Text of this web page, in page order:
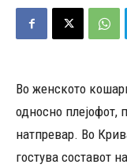
Во женското
односно плејофот,
натпревар. Во
гостува составот